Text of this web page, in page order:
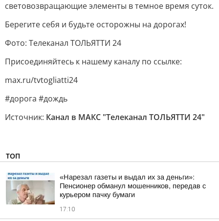
световозвращающие элементы в темное время суток.
Берегите себя и будьте осторожны на дорогах!
Фото: Телеканал ТОЛЬЯТТИ 24
Присоединяйтесь к нашему каналу по ссылке:
max.ru/tvtogliatti24
#дорога #дождь
Источник: Канал в МАКС "Телеканал ТОЛЬЯТТИ 24"
ТОП
«Нарезал газеты и выдал их за деньги»:
Пенсионер обманул мошенников, передав с
курьером пачку бумаги
17:10